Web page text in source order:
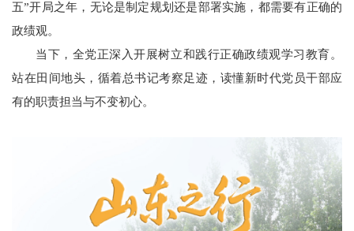
五”开局之年，无论是制定规划还是部署实施，都需要有正确的
政绩观。
当下，全党正深入开展树立和践行正确政绩观学习教育。
站在田间地头，循着总书记考察足迹，读懂新时代党员干部应
有的职责担当与不变初心。